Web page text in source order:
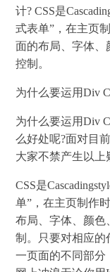
计? CSS是
式表单”，在主页
面的布局、字体、
控制。
为什么要运用Div
为什么要运用Div
么好处呢?面对目
大家不禁产生以上
CSS是
单”，在主页制作
布局、字体、颜色
制。只要对相应的
一页面的不同部分